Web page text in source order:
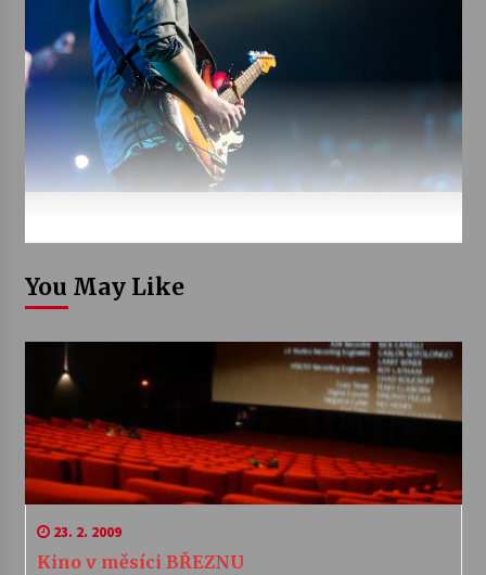
You May Like
23. 2. 2009
Kino v měsíci BŘEZNU